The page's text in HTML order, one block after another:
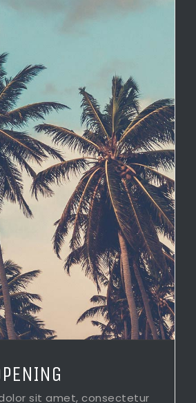
sit amet, consectetur